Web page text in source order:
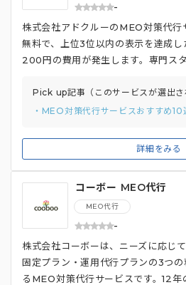
-
詳細をみる
株式会社アドクルーのMEO対策代行
無料で、上位3位以内の表示を達成し
200円の費用が発生します。専門ス
す。Googleマイビジネスの開設・
り、アカウント取得やオーナー確認
特徴です。 さらに、自動化ツールは
が手動で対策するため、アカウント
より自然な形で上位表示を目指しま
おり、歯科医や飲食店などの対策事
Pick up記事（このサービスが選出さ
コーボー MEO代行
MEO代行
-
株式会社コーボーは、ニーズに応じ
固定プラン・運用代行プランの3つ
るMEO対策代行サービスです。12年